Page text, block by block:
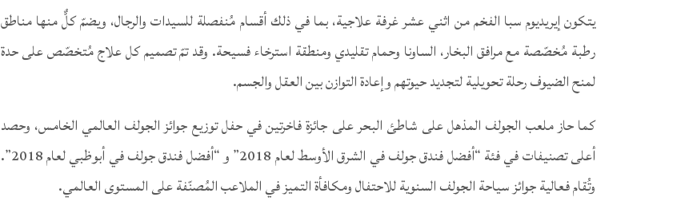
يتكون إيريديوم سبا الفخم من اثني عشر غرفة علاجية، بما في ذلك أقسام مُنفصلة للسيدات والرجال، ويضمّ كلٌّ منها مناطق
رطبة مُخصّصة مع مرافق البخار، الساونا وحمام تقليدي ومنطقة استرخاء فسيحة. وقد تمّ تصميم كل علاج مُتخصّص على حدة
لمنح الضيوف رحلة تحويلية لتجديد حيوتهم وإعادة التوازن بين العقل والجسم.
كما حاز ملعب الجولف المذهل على شاطئ البحر على جائزة فاخرتين في حفل توزيع جوائز الجولف العالمي الخامس، وحصد
أعلى تصنيفات في فئة “أفضل فندق جولف في الشرق الأوسط لعام 2018” و “أفضل فندق جولف في أبوظبي لعام 2018”.
وتُقام فعالية جوائز سياحة الجولف السنوية للاحتفال ومكافأة التميز في الملاعب المُصنّفة على المستوى العالمي.